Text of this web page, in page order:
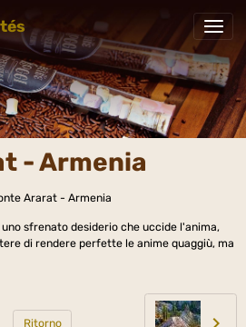
- Armenia
sfrenato desiderio che uccide l'anima,
di rendere perfette le anime quaggiù, ma
Ritorno